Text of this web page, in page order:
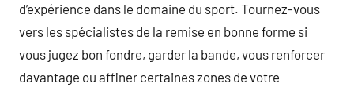
d’expérience dans le domaine du sport. Tournez-vous
vers les spécialistes de la remise en bonne forme si
vous jugez bon fondre, garder la bande, vous renforcer
davantage ou affiner certaines zones de votre